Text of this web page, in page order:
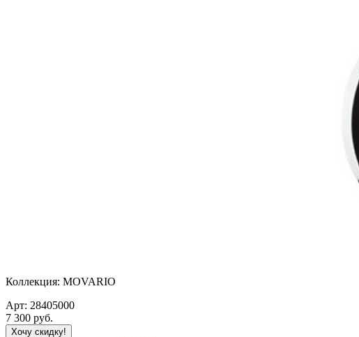
Коллекция: MOVARIO
Арт: 28405000
7 300 руб.
Хочу скидку!